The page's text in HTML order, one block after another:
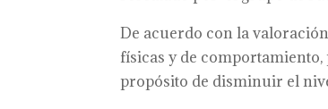
De acuerdo con la
físicas y de
propósito de disminuir el